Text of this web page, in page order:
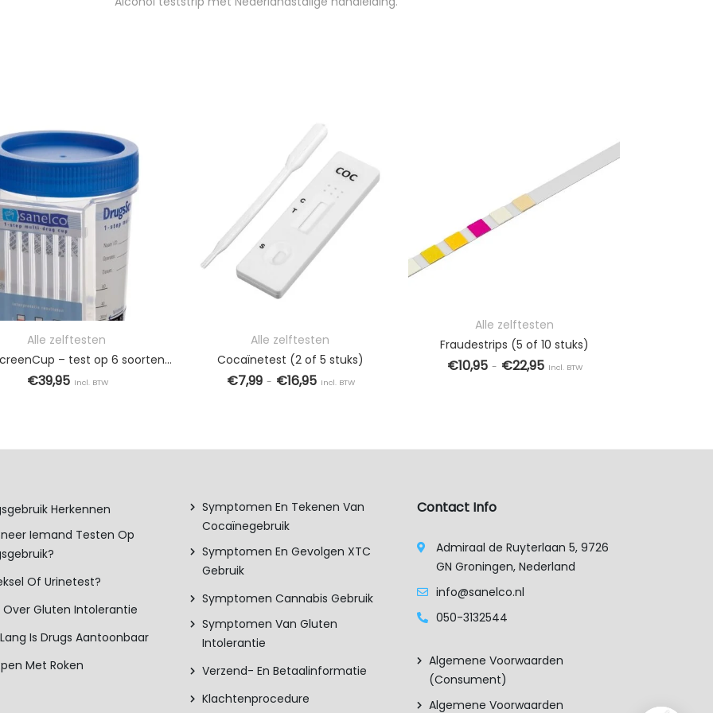
Alle zelftesten
DrugsScreenCup – test op 6 soorten drugs (3 stuks)
€39,95 Incl. BTW
Alle zelftesten
Cocaïnetest (2 of 5 stuks)
€7,99 - €16,95 Incl. BTW
Alle zelftesten
Fraudestrips (5 of 10 stuks)
€10,95 - €22,95 Incl. BTW
Herkennen
Iemand Testen Op
Of Urinetest?
Over Gluten Intolerantie
Is Drugs Aantoonbaar
Met Roken
Symptomen En Tekenen Van
Cocaïnegebruik
Symptomen En Gevolgen XTC
Gebruik
Symptomen Cannabis Gebruik
Symptomen Van Gluten
Intolerantie
Verzend- En Betaalinformatie
Klachtenprocedure
Contact Info
Admiraal de Ruyterlaan 5, 9726
GN Groningen, Nederland
info@sanelco.nl
050-3132544
Algemene Voorwaarden
(consument)
Algemene Voorwaarden